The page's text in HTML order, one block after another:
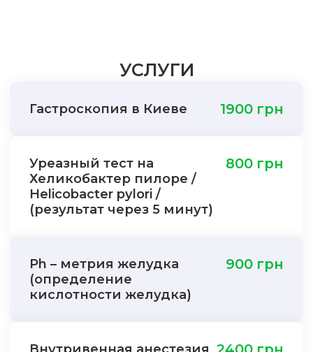
УСЛУГИ
Гастроскопия в Киеве 1900 грн
Уреазный тест на
Хеликобактер пилоре /
Helicobacter pylori /
(результат через 5 минут)
800 грн
Ph – метрия желудка
(определение
кислотности желудка)
900 грн
Внутривенная анестезия